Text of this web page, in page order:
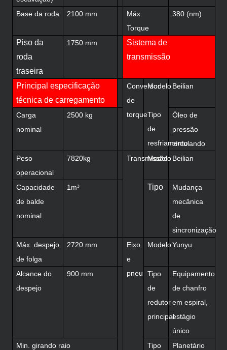
Base da roda 2100 mm
Máx.
Torque
380 (nm)
Piso da
roda
traseira
1750 mm
Sistema de
transmissão
Principal especificação
técnica de carregamento
Conversor
de
torque
ModeloBeilian
Carga
nominal
2500 kg
Tipo
de
resfriamento
Óleo de
pressão
circulando
Peso
operacional
7820kg Transmissão
ModeloBeilian
Capacidade
de balde
nominal
1m³ Tipo
Mudança
mecânica
de
sincronização
Máx. despejo
de folga
2720 ​​mm
Eixo
e
pneu
ModeloYunyu
Alcance do
despejo
900 mm
Tipo
de
redutor
principal
Equipamento
de chanfro
em espiral,
estágio
único
Min. girando raio
Tipo
Planetário